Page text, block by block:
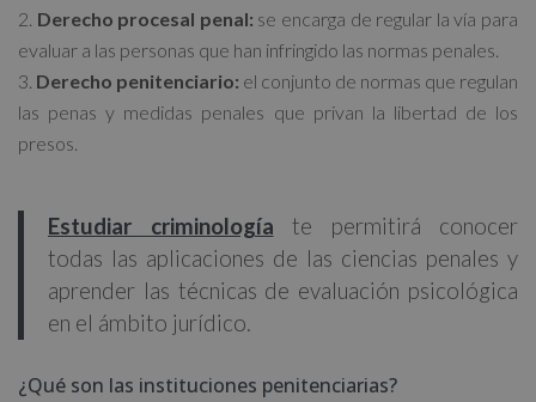
Derecho procesal penal: se encarga de regular la vía para
evaluar a las personas que han infringido las normas penales.
Derecho penitenciario: el conjunto de normas que regulan
las penas y medidas penales que privan la libertad de los
presos.
Estudiar criminología te permitirá conocer
todas las aplicaciones de las ciencias penales y
aprender las técnicas de evaluación psicológica
en el ámbito jurídico.
¿Qué son las instituciones penitenciarias?